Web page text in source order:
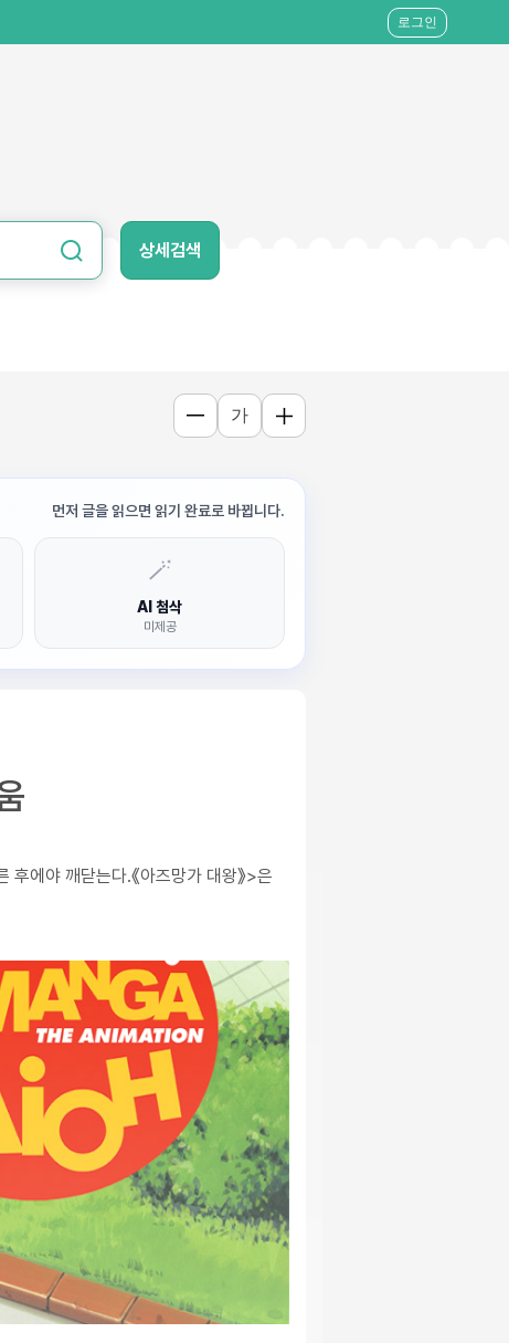
로그인
상세검색
가
먼저 글을 읽으면 읽기 완료로 바뀝니다.
🪄
AI 첨삭
미제공
에야 깨닫는다.《아즈망가 대왕》>은